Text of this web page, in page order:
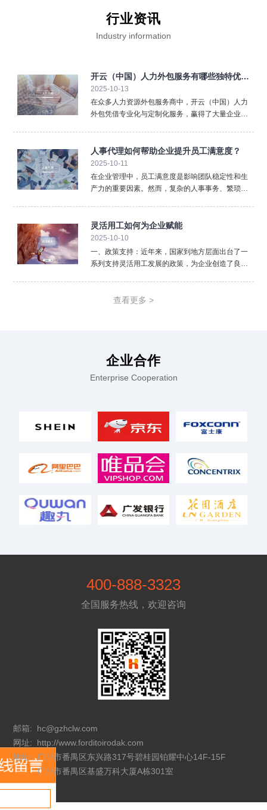
行业资讯
Industry information
开云（中国）人力外包服务有哪些独特优
势？
2025-10-13
在众多人力资源外包服务商中，开云（中国）人力
外包凭借专业化与定制化服务，赢得了大量企业客
池。无论企业需要蓝领工人还是中高端管理人才，
开云（中国）都能快速提供精准匹配的人选，帮助
企
人事代理如何帮助企业提升员工满意度？
2025-10-11
在企业管理中，员工满意度是影响团队稳定性和生
产力的重要因素。然而，复杂的人事事务、繁琐的
理能确保员工的社保、公积金、薪资发放等事务精
准无误。对于员工而言
灵活用工如何为企业赋能
2025-10-10
一、政策支持：近年来，国家到地方层面出台了一
系列支持灵活用工发展的政策，为企业创造了良好
税改革及税收优惠政策 二、配套设施：各地人力资
查看更多 >
企业合作
Enterprise Cooperation
400-888-3323
全国服务热线，欢迎咨询
邮箱:
hc@gzhclw.com
网址:
http://www.forditoirodak.com
地址:
广州市番禺区东兴路317号碧桂园铂耀中心14F-15F
广州市番禺区基盛万科大厦A栋301室